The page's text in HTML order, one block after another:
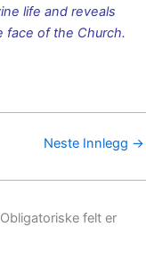
life and reveals
face of the Church.
Neste Innlegg →
Obligatoriske felt er